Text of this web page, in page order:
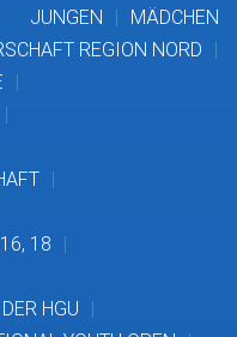
JUNGEN
MÄDCHEN
REGION NORD
18
HGU